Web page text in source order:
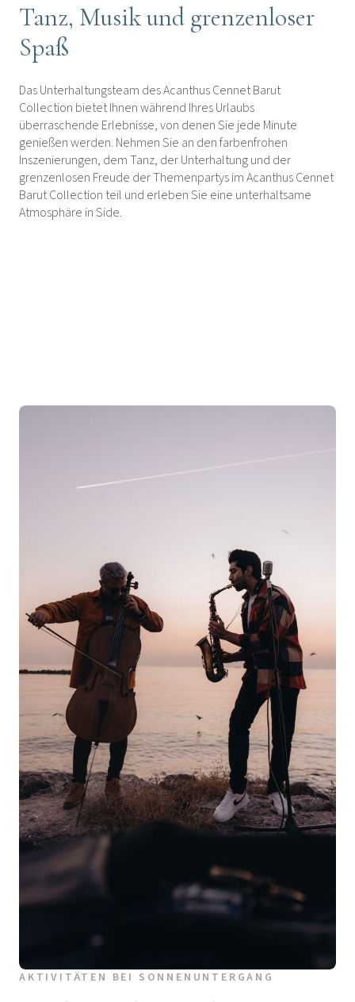
Tanz, Musik und grenzenloser
Spaß
Das Unterhaltungsteam des Acanthus Cennet Barut
Collection bietet Ihnen während Ihres Urlaubs
überraschende Erlebnisse, von denen Sie jede Minute
genießen werden. Nehmen Sie an den farbenfrohen
Inszenierungen, dem Tanz, der Unterhaltung und der
grenzenlosen Freude der Themenpartys im Acanthus Cennet
Barut Collection teil und erleben Sie eine unterhaltsame
Atmosphäre in Side.
AKTIVITÄTEN BEI SONNENUNTERGANG